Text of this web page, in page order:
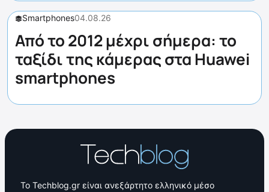
Smartphones04.08.26
Από το 2012 μέχρι σήμερα: το
ταξίδι της κάμερας στα Huawei
smartphones
Το Techblog.gr είναι ανεξάρτητο ελληνικό μέσο